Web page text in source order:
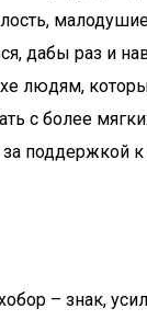
дабы раз и
людям,
с более
поддержкой к
– знак,